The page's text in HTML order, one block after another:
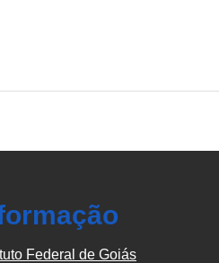
Federal de Goiás